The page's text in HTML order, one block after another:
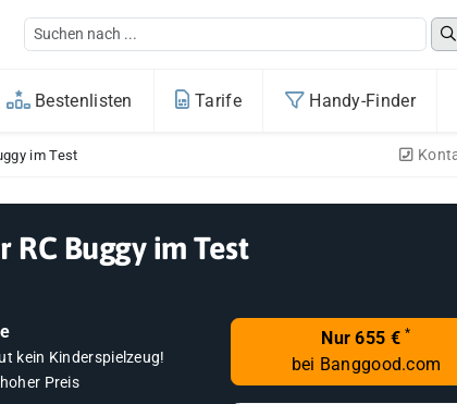
Bestenlisten Tarife Handy-Finder
im Test
RC Buggy im Test
kein Kinderspielzeug!
Preis
Nur 655 € *
bei Banggood.com